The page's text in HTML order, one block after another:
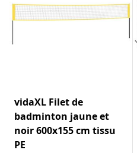
vidaXL Filet de
badminton jaune et
noir 600x155 cm tissu
PE